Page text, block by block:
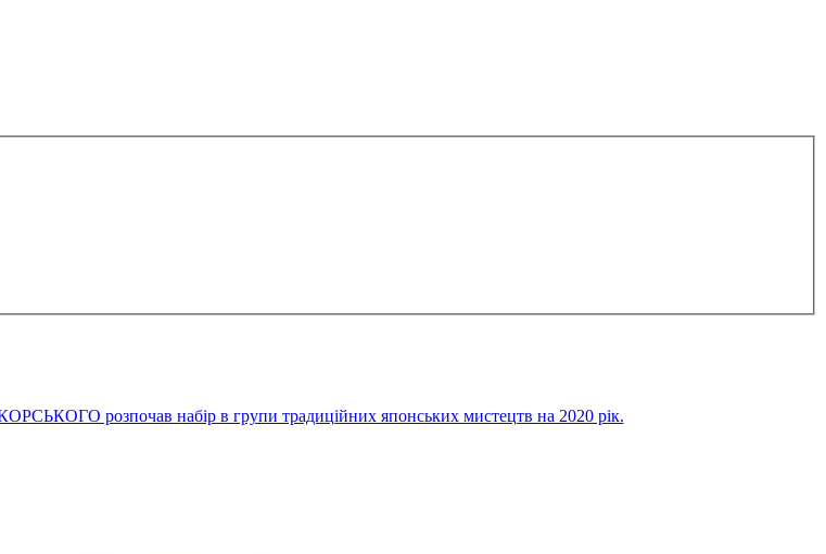
розпочав набір в групи традиційних японських мистецтв на 2020 рік.